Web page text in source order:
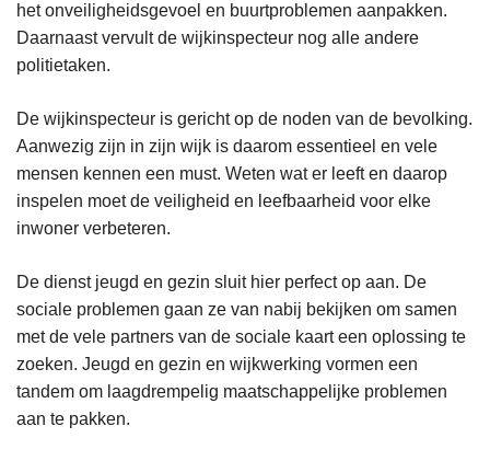
het onveiligheidsgevoel en buurtproblemen aanpakken.
Daarnaast vervult de wijkinspecteur nog alle andere
politietaken.
De wijkinspecteur is gericht op de noden van de bevolking.
Aanwezig zijn in zijn wijk is daarom essentieel en vele
mensen kennen een must. Weten wat er leeft en daarop
inspelen moet de veiligheid en leefbaarheid voor elke
inwoner verbeteren.
De dienst jeugd en gezin sluit hier perfect op aan. De
sociale problemen gaan ze van nabij bekijken om samen
met de vele partners van de sociale kaart een oplossing te
zoeken. Jeugd en gezin en wijkwerking vormen een
tandem om laagdrempelig maatschappelijke problemen
aan te pakken.